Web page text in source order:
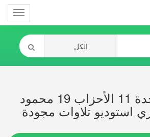
تحميل السجدة 11 الأحزاب 19 محمود
استوديو تلاوات مجودة